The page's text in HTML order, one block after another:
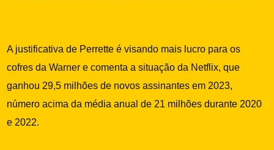
A justificativa de Perrette é visando mais lucro para os
cofres da Warner e comenta a situação da Netflix, que
ganhou 29,5 milhões de novos assinantes em 2023,
número acima da média anual de 21 milhões durante 2020
e 2022.